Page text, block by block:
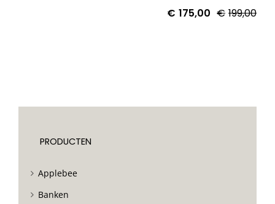
€ 199,00
€ 175,00
PRODUCTEN
Applebee
Banken